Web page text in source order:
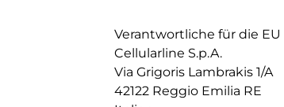
Verantwortliche für die EU
Cellularline S.p.A.
Via Grigoris Lambrakis 1/A
42122 Reggio Emilia RE